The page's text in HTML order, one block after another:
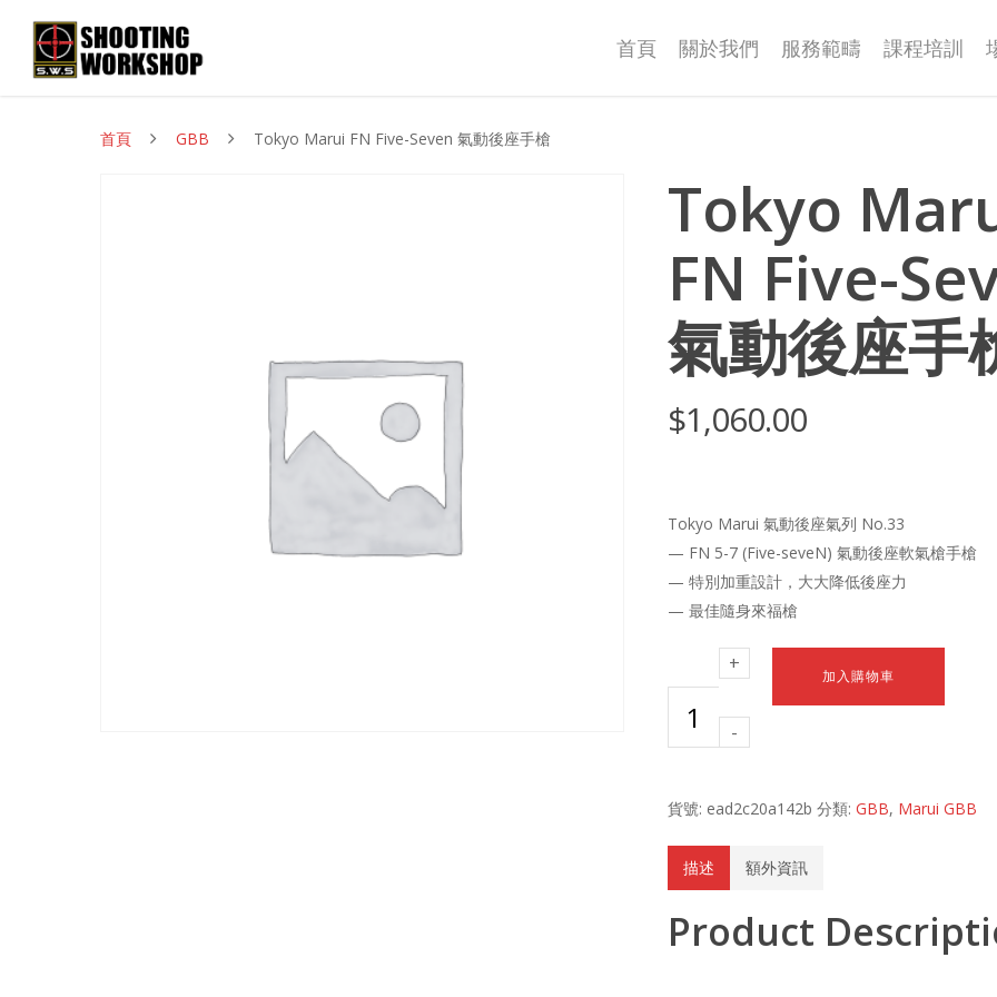
首頁 關於我們 服務範疇 課程培訓
首頁 GBB Tokyo Marui FN Five-Seven 氣動後座手槍
Tokyo
FN Five-
氣動後座手
$1,060.00
Tokyo Marui 氣動後座氣列 No.33
— FN 5-7 (Five-seveN) 氣動後座軟氣槍手槍
— 特別加重設計，大大降低後座力
— 最佳隨身來福槍
Tokyo Marui
Seven 氣動後
加入購物車
貨號: ead2c20a142b 分類: GBB, Marui GBB
描述 額外資訊
Product